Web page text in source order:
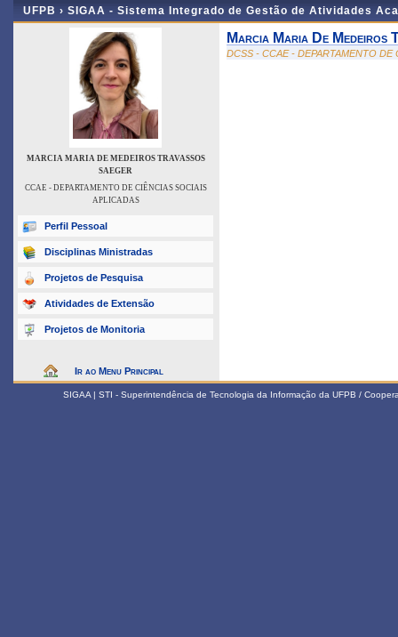
UFPB › SIGAA - Sistema Integrado de Gestão de Atividades
MARCIA MARIA DE MEDEIROS TRAVASSOS
SAEGER
CCAE - DEPARTAMENTO DE CIÊNCIAS SOCIAIS
APLICADAS
Perfil Pessoal
Disciplinas Ministradas
Projetos de Pesquisa
Atividades de Extensão
Projetos de Monitoria
Ir ao Menu Principal
Marcia Maria De Medeiros
DCSS - CCAE - DEPARTAMENTO DE
SIGAA | STI - Superintendência de Tecnologia da Informação da UFPB /